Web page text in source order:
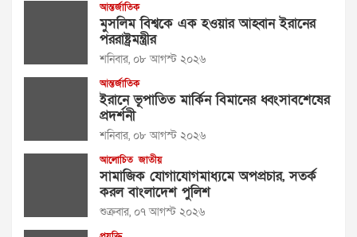
আন্তর্জাতিক
মুসলিম বিশ্বকে এক হওয়ার আহ্বান ইরানের
পররাষ্ট্রমন্ত্রীর
শনিবার, ০৮ আগস্ট ২০২৬
আন্তর্জাতিক
ইরানে ভূপাতিত মার্কিন বিমানের ধ্বংসাবশেষের
প্রদর্শনী
শনিবার, ০৮ আগস্ট ২০২৬
আলোচিত জাতীয়
সামাজিক যোগাযোগমাধ্যমে অপপ্রচার, সতর্ক
করল বাংলাদেশ পুলিশ
শুক্রবার, ০৭ আগস্ট ২০২৬